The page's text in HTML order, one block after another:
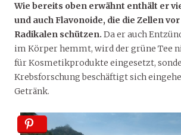
Wie bereits oben erwähnt enthält er
und auch Flavonoide, die die Zellen
Radikalen schützen. Da er auch
im Körper hemmt, wird der grüne Tee
für Kosmetikprodukte eingesetzt,
Krebsforschung beschäftigt sich
Getränk.